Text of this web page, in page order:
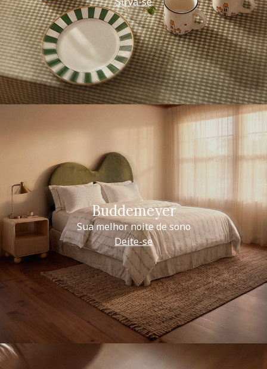
Buddemeyer
Sua melhor noite de sono
Deite-se